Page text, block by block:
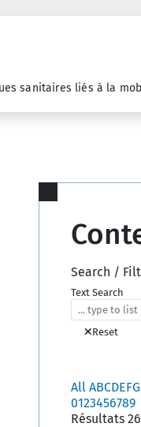
sanitaires liés à la
Search /
Text Search
Reset
All ABCDEFG
0123456789
Résultats